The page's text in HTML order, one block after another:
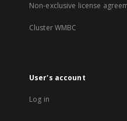
Non-exclusive license
Cluster WMBC
User's account
Log in